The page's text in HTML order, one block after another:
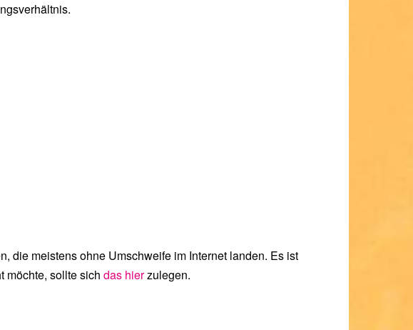
die meistens ohne Umschweife im Internet landen. Es ist
möchte, sollte sich das hierzulegen.